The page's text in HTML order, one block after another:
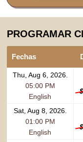
PROGRAMAR
Fechas
Thu, Aug 6, 2026.
05:00 PM
English
Sat, Aug 8, 2026.
01:00 PM
English